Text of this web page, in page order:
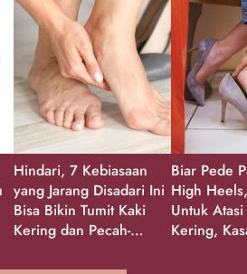
Hindari, 7 Kebiasaan
yang Jarang Disadari Ini
Bisa Bikin Tumit Kaki
Kering dan Pecah-
Biar Pede
High
Untuk
Kering,